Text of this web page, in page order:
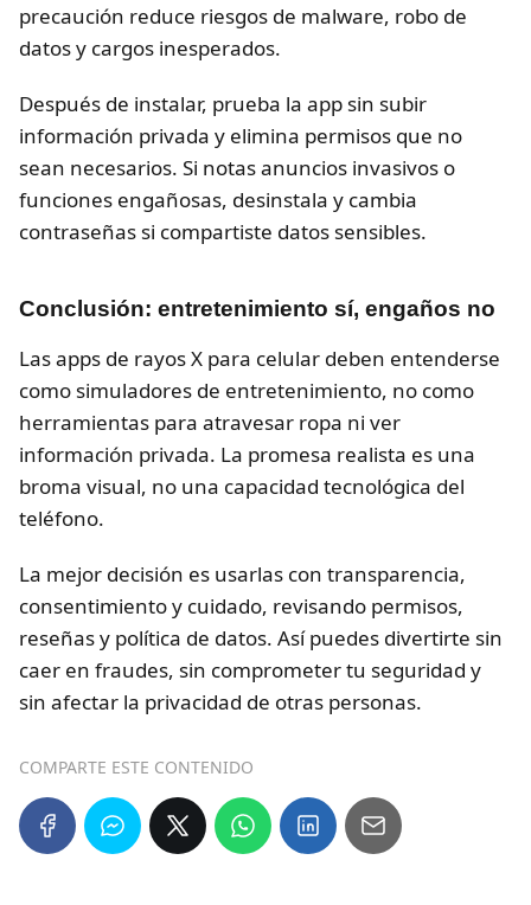
precaución reduce riesgos de malware, robo de
datos y cargos inesperados.
Después de instalar, prueba la app sin subir
información privada y elimina permisos que no
sean necesarios. Si notas anuncios invasivos o
funciones engañosas, desinstala y cambia
contraseñas si compartiste datos sensibles.
Conclusión: entretenimiento sí, engaños no
Las apps de rayos X para celular deben entenderse
como simuladores de entretenimiento, no como
herramientas para atravesar ropa ni ver
información privada. La promesa realista es una
broma visual, no una capacidad tecnológica del
teléfono.
La mejor decisión es usarlas con transparencia,
consentimiento y cuidado, revisando permisos,
reseñas y política de datos. Así puedes divertirte sin
caer en fraudes, sin comprometer tu seguridad y
sin afectar la privacidad de otras personas.
COMPARTE ESTE CONTENIDO